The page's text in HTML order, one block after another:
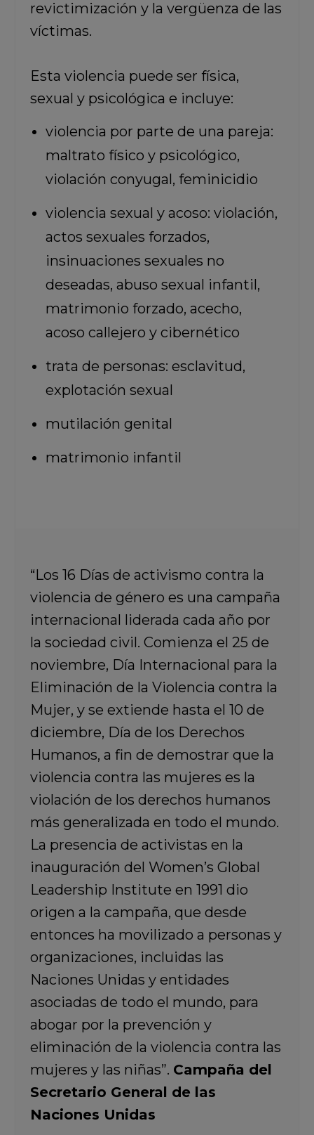
revictimización y la vergüenza de las
víctimas.
Esta violencia puede ser física,
sexual y psicológica e incluye:
violencia por parte de una pareja:
maltrato físico y psicológico,
violación conyugal, feminicidio
violencia sexual y acoso: violación,
actos sexuales forzados,
insinuaciones sexuales no
deseadas, abuso sexual infantil,
matrimonio forzado, acecho,
acoso callejero y cibernético
trata de personas: esclavitud,
explotación sexual
mutilación genital
matrimonio infantil
“Los 16 Días de activismo contra la
violencia de género es una campaña
internacional liderada cada año por
la sociedad civil. Comienza el 25 de
noviembre, Día Internacional para la
Eliminación de la Violencia contra la
Mujer, y se extiende hasta el 10 de
diciembre, Día de los Derechos
Humanos, a fin de demostrar que la
violencia contra las mujeres es la
violación de los derechos humanos
más generalizada en todo el mundo.
La presencia de activistas en la
inauguración del Women’s Global
Leadership Institute en 1991 dio
origen a la campaña, que desde
entonces ha movilizado a personas y
organizaciones, incluidas las
Naciones Unidas y entidades
asociadas de todo el mundo, para
abogar por la prevención y
eliminación de la violencia contra las
mujeres y las niñas”. Campaña del
Secretario General de las
Naciones Unidas